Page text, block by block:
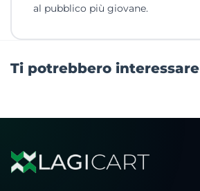
al pubblico più giovane.
Ti potrebbero interessare